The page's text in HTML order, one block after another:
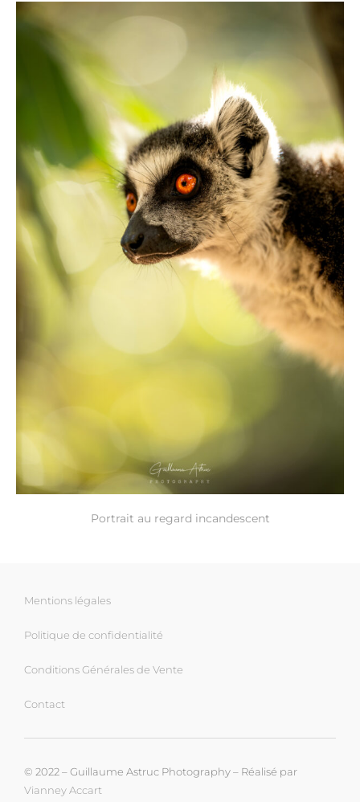
Portrait au regard incandescent
Mentions légales
Politique de confidentialité
Conditions Générales de Vente
Contact
© 2022 – Guillaume Astruc Photography – Réalisé par
Vianney Accart